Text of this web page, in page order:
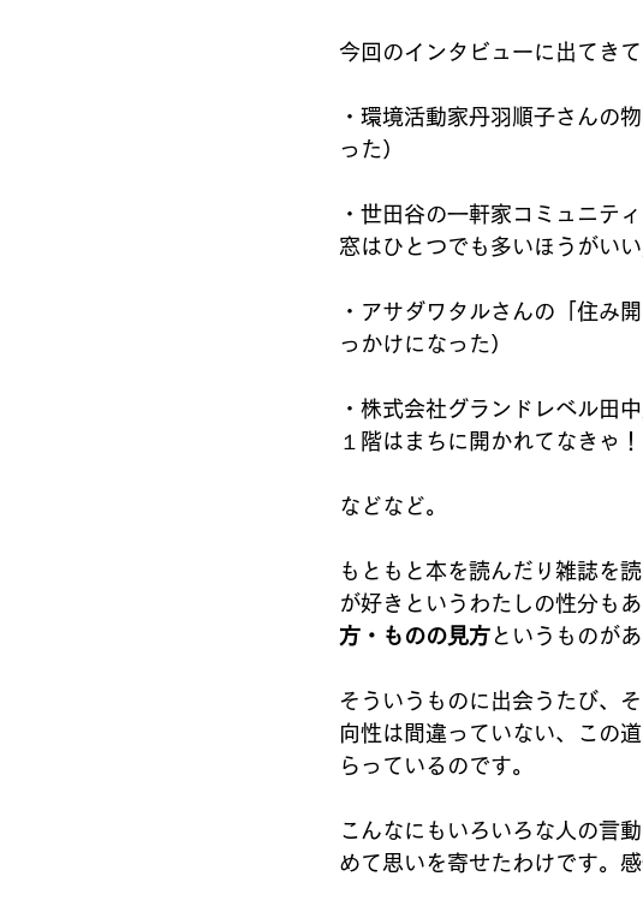
今回のインタビューに出てきて
・環境活動家丹羽順子さんの
った）
・世田谷の一軒家コミュニテ
窓はひとつでも多いほうがい
・アサダワタルさんの「住み
っかけになった）
・株式会社グランドレベル田
１階はまちに開かれてなきゃ！
などなど。
もともと本を読んだり雑誌を
が好きというわたしの性分も
方・ものの見方 というものが
そういうものに出会うたび、
向性は間違っていない、この
らっているのです。
こんなにもいろいろな人の言
めて思いを寄せたわけです。感